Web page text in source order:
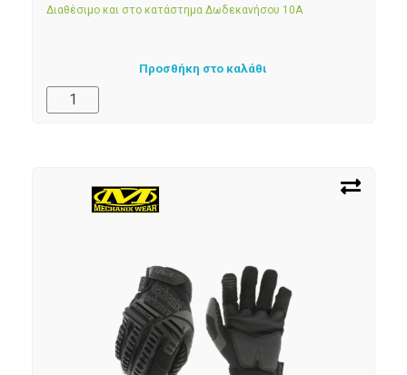
Διαθέσιμο και στο κατάστημα Δωδεκανήσου 10Α
Προσθήκη στο καλάθι